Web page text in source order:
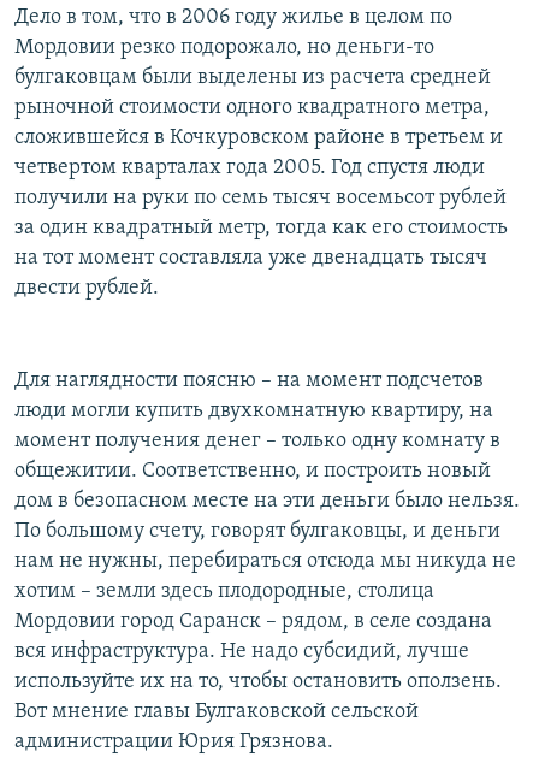
Дело в том, что в 2006 году жилье в целом по
Мордовии резко подорожало, но деньги-то
булгаковцам были выделены из расчета средней
рыночной стоимости одного квадратного метра,
сложившейся в Кочкуровском районе в третьем и
четвертом кварталах года 2005. Год спустя люди
получили на руки по семь тысяч восемьсот рублей
за один квадратный метр, тогда как его стоимость
на тот момент составляла уже двенадцать тысяч
двести рублей.
Для наглядности поясню – на момент подсчетов
люди могли купить двухкомнатную квартиру, на
момент получения денег – только одну комнату в
общежитии. Соответственно, и построить новый
дом в безопасном месте на эти деньги было нельзя.
По большому счету, говорят булгаковцы, и деньги
нам не нужны, перебираться отсюда мы никуда не
хотим – земли здесь плодородные, столица
Мордовии город Саранск – рядом, в селе создана
вся инфраструктура. Не надо субсидий, лучше
используйте их на то, чтобы остановить оползень.
Вот мнение главы Булгаковской сельской
администрации Юрия Грязнова.